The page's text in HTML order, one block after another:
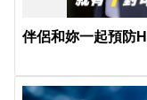
伴侶和妳一起預防